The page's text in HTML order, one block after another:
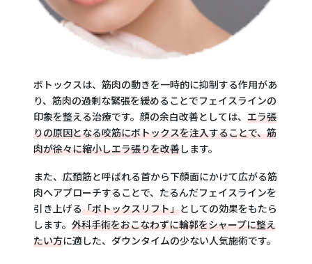
ボトックスは、筋肉の動きを一時的に抑制する作用があ
り、筋肉の過剰な緊張を緩めることでフェイスラインの
印象を整える治療です。顔の余白改善としては、エラ張
りの原因となる咬筋にボトックスを注入することで、筋
肉が徐々に縮小しエラ張りを改善します。
また、広頚筋と呼ばれる首から下顔面にかけて広がる筋
肉へアプローチすることで、たるんだフェイスラインを
引き上げる「ボトックスリフト」としての効果をもたら
します。外科手術をおこなわずに輪郭をシャープに整え
たい方に適した、ダウンタイムの少ない人気施術です。